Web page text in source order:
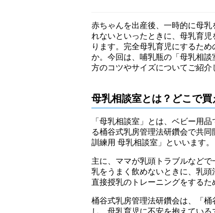
赤ちゃんを出産後、一時的に母
れないといったときに、母乳育
ります。完全母乳育児にするた
か。今回は、哺乳瓶の「母乳相
方のコツやサイズについてご紹介
母乳相談室とは？どこで買
「母乳相談室」とは、ベビー用
る桶谷式乳房管理法研鑽会で共
訓練用 母乳相談室」といいます。
主に、ママが乳頭トラブルなど
乳をうまく飲めないときに、乳
直接授乳のトレーニングをするた
桶谷式乳房管理法研鑽会は、「